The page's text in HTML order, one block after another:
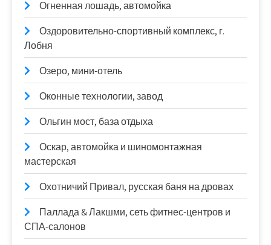
Огненная лошадь, автомойка
Оздоровительно-спортивный комплекс, г.
Лобня
Озеро, мини-отель
Оконные технологии, завод
Ольгин мост, база отдыха
Оскар, автомойка и шиномонтажная
мастерская
Охотничий Привал, русская баня на дровах
Паллада & Лакшми, сеть фитнес-центров и
СПА-салонов